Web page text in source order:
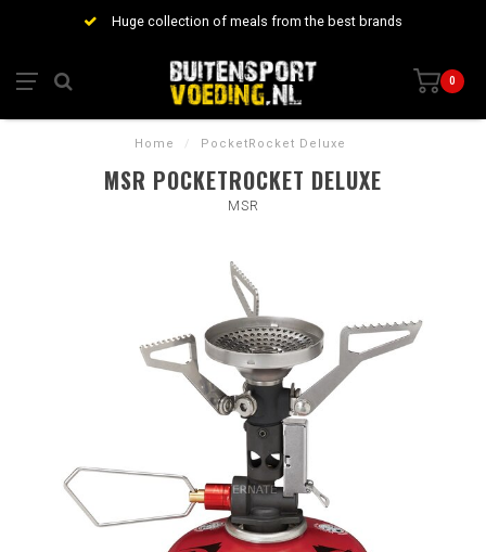
Huge collection of meals from the best brands
0
Home / PocketRocket Deluxe
MSR POCKETROCKET DELUXE
MSR